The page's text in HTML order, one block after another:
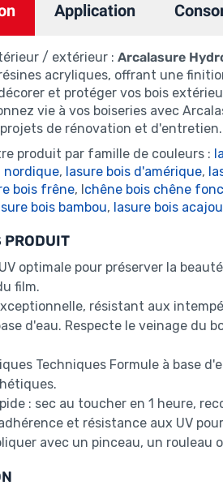
Application
/ extérieur : Arcalasure
acryliques, offrant une
et protéger vos bois
vie à vos boiseries avec
de rénovation et d'entretien.
produit par famille de couleurs :
nordique, lasure bois d'amérique,
bois frêne, lchêne bois chêne
bois bambou, lasure bois acajou
PRODUIT
optimale pour préserver la
film.
résistant aux
d'eau. Respecte le veinage du
Techniques Formule à base
: sec au toucher en 1 heure,
et résistance aux UV
avec un pinceau, un rouleau